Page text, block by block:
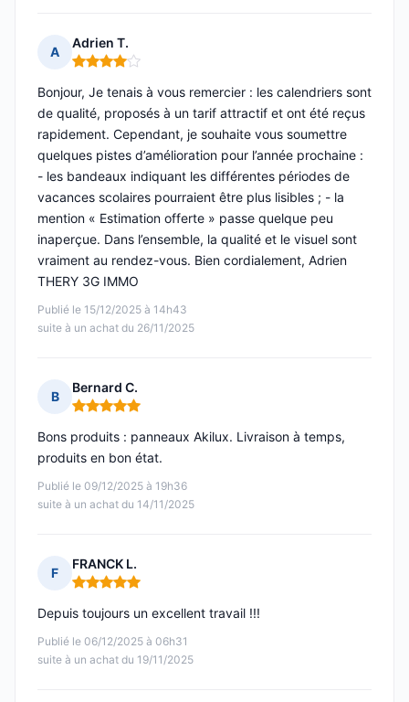
A
Adrien T.
Note : 4 sur 5
Publié le 15/12/2025 à 14h43
suite à un achat du 26/11/2025
Bonjour, Je tenais à vous remercier : les calendriers sont
de qualité, proposés à un tarif attractif et ont été reçus
rapidement. Cependant, je souhaite vous soumettre
quelques pistes d’amélioration pour l’année prochaine :
- les bandeaux indiquant les différentes périodes de
vacances scolaires pourraient être plus lisibles ; - la
mention « Estimation offerte » passe quelque peu
inaperçue. Dans l’ensemble, la qualité et le visuel sont
vraiment au rendez-vous. Bien cordialement, Adrien
THERY 3G IMMO
B
Bernard C.
Note : 5 sur 5
Publié le 09/12/2025 à 19h36
suite à un achat du 14/11/2025
Bons produits : panneaux Akilux. Livraison à temps,
produits en bon état.
F
FRANCK L.
Note : 5 sur 5
Publié le 06/12/2025 à 06h31
suite à un achat du 19/11/2025
Depuis toujours un excellent travail !!!